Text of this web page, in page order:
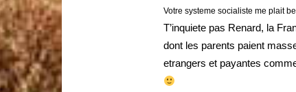
Votre systeme socialiste me plait
T’inquiete pas Renard, la
dont les parents paient
etrangers et payantes